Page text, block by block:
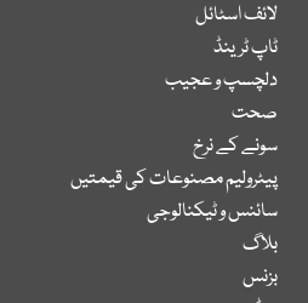
لائف اسٹائل
ٹاپ ٹرینڈ
دلچسپ و عجیب
صحت
سونے کے نرخ
پیٹرولیم مصنوعات کی قیمتیں
سائنس و ٹیکنالوجی
بلاگ
بزنس